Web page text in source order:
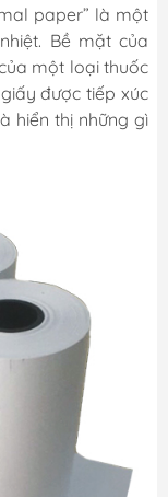
paper” là một
Bề mặt của
một loại thuốc
được tiếp xúc
hiển thị những gì